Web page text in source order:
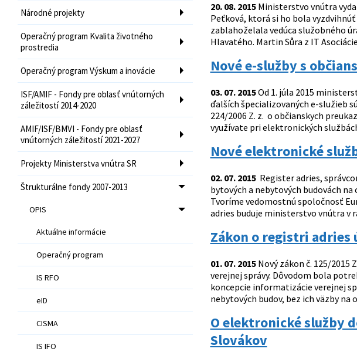
Národné projekty
Operačný program Kvalita životného
prostredia
Operačný program Výskum a inovácie
ISF/AMIF - Fondy pre oblasť vnútorných
záležitostí 2014-2020
AMIF/ISF/BMVI - Fondy pre oblasť
vnútorných záležitostí 2021-2027
Projekty Ministerstva vnútra SR
Štrukturálne fondy 2007-2013
OPIS
Aktuálne informácie
Operačný program
IS RFO
eID
CISMA
IS IFO
20. 08. 2015Ministerstvo vnútra
Peťková, ktorá si ho bola
zablahoželala vedúca služobného
Hlavatého. Martin Sůra z IT
Nové e-služby s
03. 07. 2015Od 1. júla 2015
ďalších špecializovaných e-služieb
224/2006 Z. z. o občianskych
využívate pri elektronických
Nové elektronické
02. 07. 2015Register adries,
bytových a nebytových budovách
Tvoríme vedomostnú spoločnosť
adries buduje ministerstvo vnútra v
Zákon o registri adries
01. 07. 2015Nový zákon č. 125/2015
verejnej správy. Dôvodom bola
koncepcie informatizácie verejnej
nebytových budov, bez ich väzby na
O elektronické služby
Slovákov